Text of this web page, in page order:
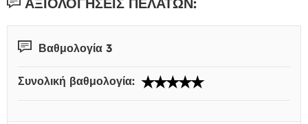
Βαθμολογία 3
Συνολική βαθμολογία: